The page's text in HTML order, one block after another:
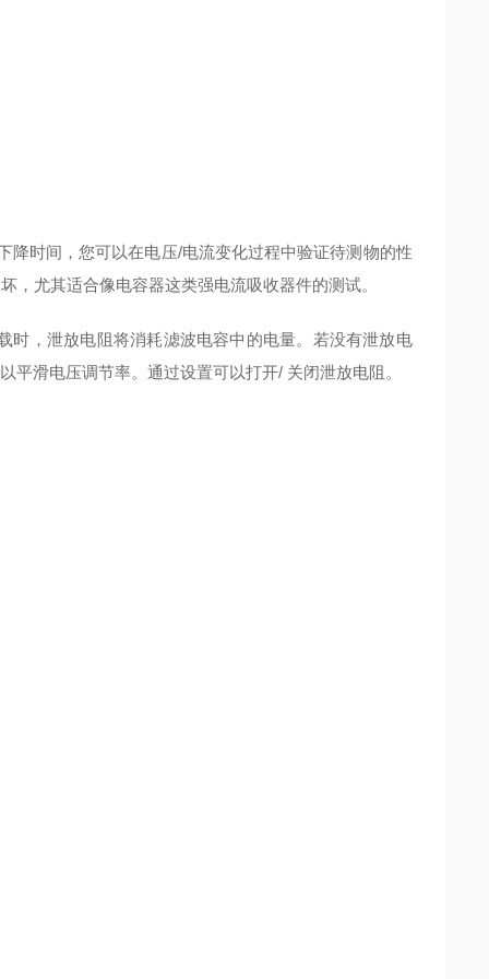
时间，您可以在电压/电流变化过程中验证待测物的性
，尤其适合像电容器这类强电流吸收器件的测试。
时，泄放电阻将消耗滤波电容中的电量。若没有泄放电
滑电压调节率。通过设置可以打开/ 关闭泄放电阻。